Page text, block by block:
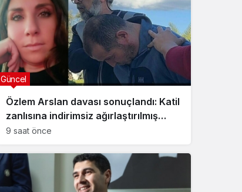
Özlem Arslan davası sonuçlandı: Katil
zanlısına indirimsiz ağırlaştırılmış
müebbet hapis cezası verildi
9 saat önce
Güncel